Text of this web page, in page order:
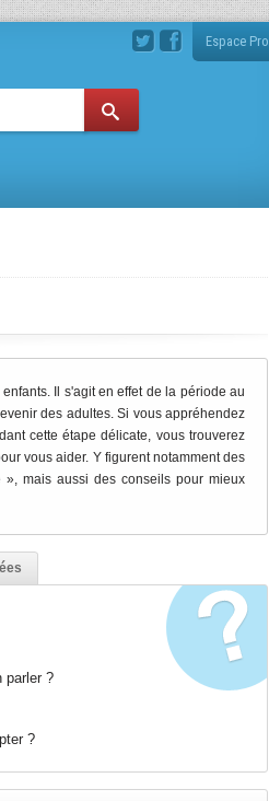
Espace Pro
Il s'agit en effet de la période au
des adultes. Si vous appréhendez
cette étape délicate, vous trouverez
vous aider. Y figurent notamment des
», mais aussi des conseils pour mieux
parler ?
?